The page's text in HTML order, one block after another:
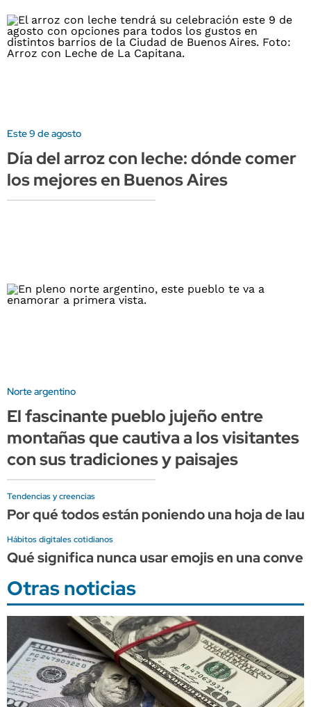
Este 9 de agosto
Día del arroz con leche: dónde comer
los mejores en Buenos Aires
Norte argentino
El fascinante pueblo jujeño entre
montañas que cautiva a los visitantes
con sus tradiciones y paisajes
Tendencias y creencias
Por qué todos están poniendo una hoja de
Hábitos digitales cotidianos
Qué significa nunca usar emojis en una
Otras noticias